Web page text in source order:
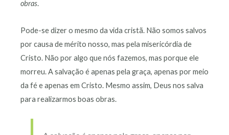
obras.
Pode-se dizer o mesmo da vida cristã. Não somos salvos
por causa de mérito nosso, mas pela misericórdia de
Cristo. Não por algo que nós fazemos, mas porque ele
morreu. A salvação é apenas pela graça, apenas por meio
da fé e apenas em Cristo. Mesmo assim, Deus nos salva
para realizarmos boas obras.